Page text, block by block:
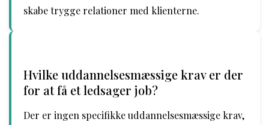
skabe trygge relationer med klienterne.
Hvilke uddannelsesmæssige krav er der
for at få et ledsager job?
Der er ingen specifikke uddannelsesmæssige krav,